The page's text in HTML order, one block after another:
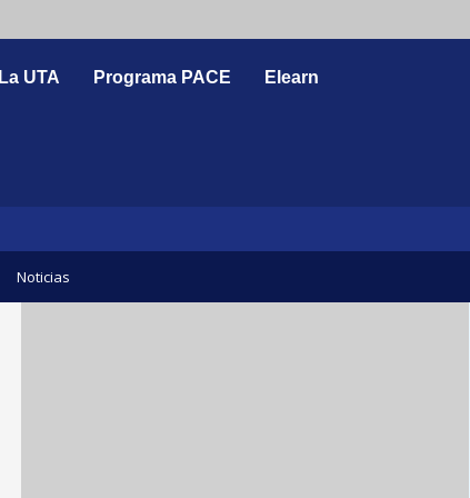
La UTA Programa PACE Elearn
Noticias